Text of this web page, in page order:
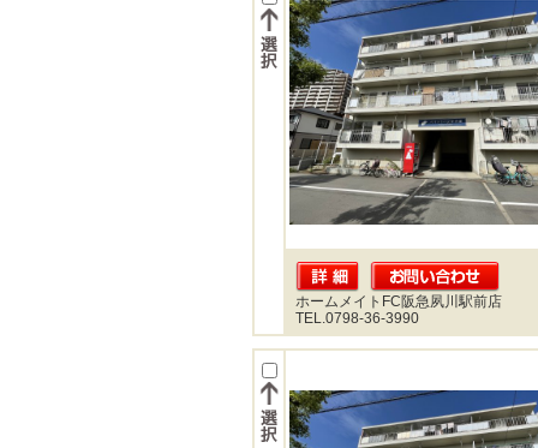
ホームメイトFC阪急夙川駅前店
TEL.0798-36-3990